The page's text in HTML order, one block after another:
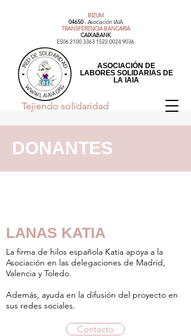
Tejiendo solidaridad
ASOCIACIÓN DE
LABORES SOLIDARIAS DE
LA IAIA
BIZUM
04650- Asociación IAIA​
TRANSFERENCIA BANCARIA
CAIXABANK
ES062100 3363 1522 00249036
DONANTES
LANAS KATIA
La firma de hilos española Katia apoya a la
Asociación en las delegaciones de Madrid,
Valencia y Toledo.
Además, ayuda en la difusión del proyecto en
sus redes sociales.
Contacto